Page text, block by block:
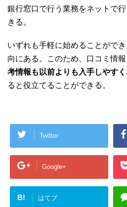
銀行窓口で行う業務をネットで
きる。
いずれも手軽に始めることがで
向にある。このため、口コミ情
考情報も以前よりも入手しやす
ると役立てることができる。
Twitter
Google+
B! はてブ